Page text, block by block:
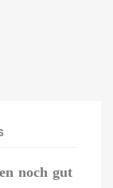
noch gut